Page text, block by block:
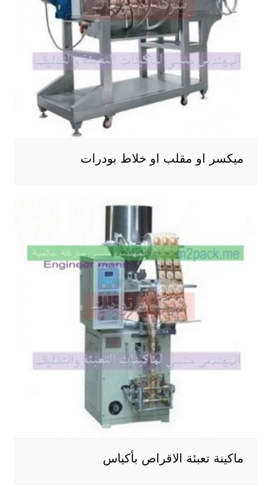
ميكسر او مقلب او خلاط بودرات
ماكينة تعبئة الاقراص بأكياس